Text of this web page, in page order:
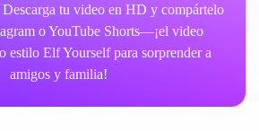
Descarga tu video en HD y compártelo
o YouTube Shorts—¡el video
estilo Elf Yourself para sorprender a
amigos y familia!